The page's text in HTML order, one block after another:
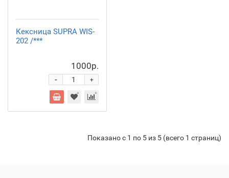
Кексница SUPRA WIS-
202 /***
1000р.
+
-
Показано с 1 по 5 из 5 (всего 1 страниц)